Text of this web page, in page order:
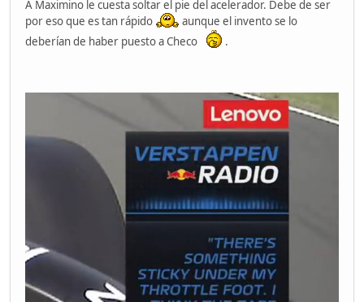
A Maximino le cuesta soltar el pie del acelerador. Debe de ser
por eso que es tan rápido
aunque el invento se lo
deberían de haber puesto a Checo
.